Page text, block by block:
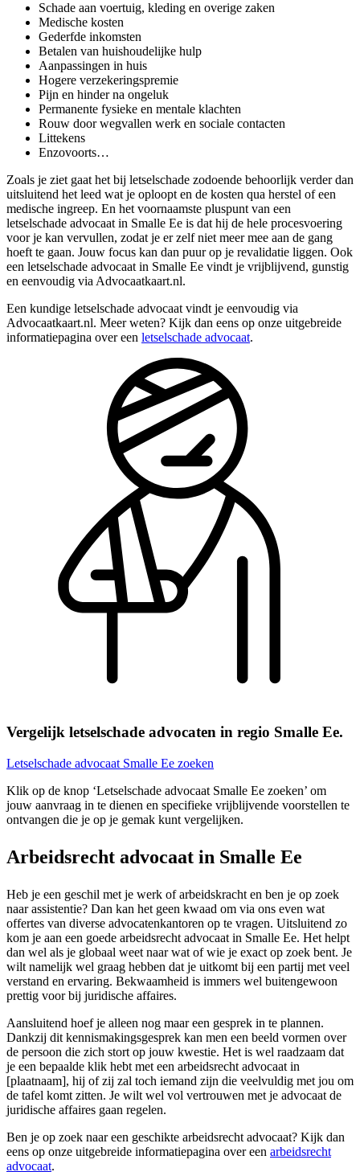
Schade aan voertuig, kleding en overige zaken
Medische kosten
Gederfde inkomsten
Betalen van huishoudelijke hulp
Aanpassingen in huis
Hogere verzekeringspremie
Pijn en hinder na ongeluk
Permanente fysieke en mentale klachten
Rouw door wegvallen werk en sociale contacten
Littekens
Enzovoorts…
Zoals je ziet gaat het bij letselschade zodoende behoorlijk verder dan
uitsluitend het leed wat je oploopt en de kosten qua herstel of een
medische ingreep. En het voornaamste pluspunt van een
letselschade advocaat in Smalle Ee is dat hij de hele procesvoering
voor je kan vervullen, zodat je er zelf niet meer mee aan de gang
hoeft te gaan. Jouw focus kan dan puur op je revalidatie liggen. Ook
een letselschade advocaat in Smalle Ee vindt je vrijblijvend, gunstig
en eenvoudig via Advocaatkaart.nl.
Een kundige letselschade advocaat vindt je eenvoudig via
Advocaatkaart.nl. Meer weten? Kijk dan eens op onze uitgebreide
informatiepagina over een letselschade advocaat.
Vergelijk letselschade advocaten in regio Smalle Ee.
Letselschade advocaat Smalle Ee zoeken
Klik op de knop ‘Letselschade advocaat Smalle Ee zoeken’ om
jouw aanvraag in te dienen en specifieke vrijblijvende voorstellen te
ontvangen die je op je gemak kunt vergelijken.
Arbeidsrecht advocaat in Smalle Ee
Heb je een geschil met je werk of arbeidskracht en ben je op zoek
naar assistentie? Dan kan het geen kwaad om via ons even wat
offertes van diverse advocatenkantoren op te vragen. Uitsluitend zo
kom je aan een goede arbeidsrecht advocaat in Smalle Ee. Het helpt
dan wel als je globaal weet naar wat of wie je exact op zoek bent. Je
wilt namelijk wel graag hebben dat je uitkomt bij een partij met veel
verstand en ervaring. Bekwaamheid is immers wel buitengewoon
prettig voor bij juridische affaires.
Aansluitend hoef je alleen nog maar een gesprek in te plannen.
Dankzij dit kennismakingsgesprek kan men een beeld vormen over
de persoon die zich stort op jouw kwestie. Het is wel raadzaam dat
je een bepaalde klik hebt met een arbeidsrecht advocaat in
[plaatnaam], hij of zij zal toch iemand zijn die veelvuldig met jou om
de tafel komt zitten. Je wilt wel vol vertrouwen met je advocaat de
juridische affaires gaan regelen.
Ben je op zoek naar een geschikte arbeidsrecht advocaat? Kijk dan
eens op onze uitgebreide informatiepagina over een arbeidsrecht
advocaat.